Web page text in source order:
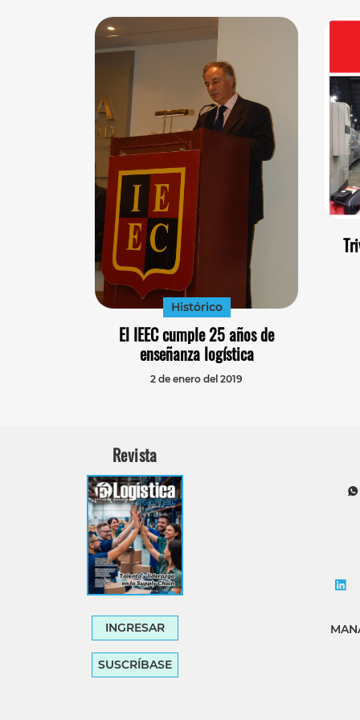
Histórico
El IEEC cumple 25 años de
enseñanza logística
2 de enero del 2019
Revista
INGRESAR
SUSCRÍBASE